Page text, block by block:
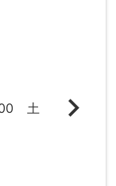
土